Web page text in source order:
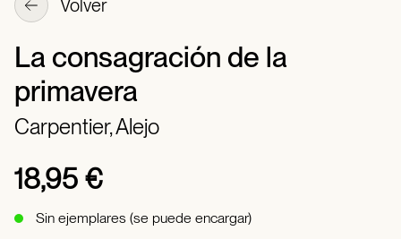
Volver
La consagración de la
primavera
Carpentier, Alejo
18,95 €
Sin ejemplares (se puede encargar)